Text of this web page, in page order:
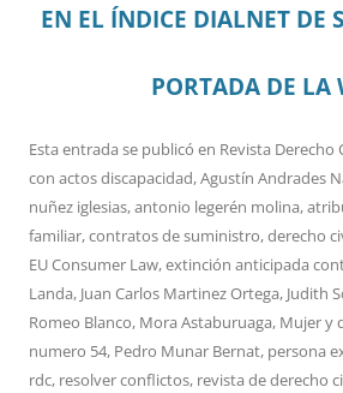
EN EL ÍNDICE DIALNET DE
PORTADA DE LA
Esta entrada se publicó en Revista Derecho
con actos discapacidad,Agustín Andrades
nuñez iglesias,antonio legerén molina,
familiar,contratos de suministro,derecho
EU Consumer Law,extinción anticipada
Landa, Juan Carlos Martinez Ortega, Judith
Romeo Blanco, Mora Astaburuaga, Mujer y
numero 54, Pedro Munar Bernat, persona
rdc, resolver conflictos, revista de derecho